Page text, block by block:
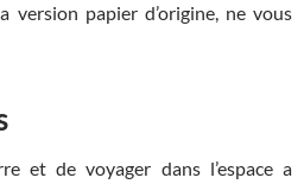
version papier d’origine, ne vous
et de voyager dans l’espace a